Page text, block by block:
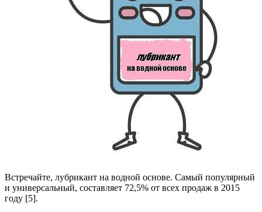
Встречайте, лубрикант на водной основе. Самый популярный
и универсальный, составляет 72,5% от всех продаж в 2015
году [5].